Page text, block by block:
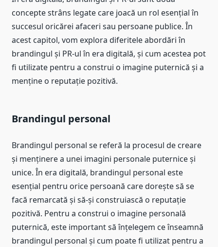
concepte strâns legate care joacă un rol esențial în
succesul oricărei afaceri sau persoane publice. În
acest capitol, vom explora diferitele abordări în
brandingul și PR-ul în era digitală, și cum acestea pot
fi utilizate pentru a construi o imagine puternică și a
menține o reputație pozitivă.
Brandingul personal
Brandingul personal se referă la procesul de creare
și menținere a unei imagini personale puternice și
unice. În era digitală, brandingul personal este
esențial pentru orice persoană care dorește să se
facă remarcată și să-și construiască o reputație
pozitivă. Pentru a construi o imagine personală
puternică, este important să înțelegem ce înseamnă
brandingul personal și cum poate fi utilizat pentru a